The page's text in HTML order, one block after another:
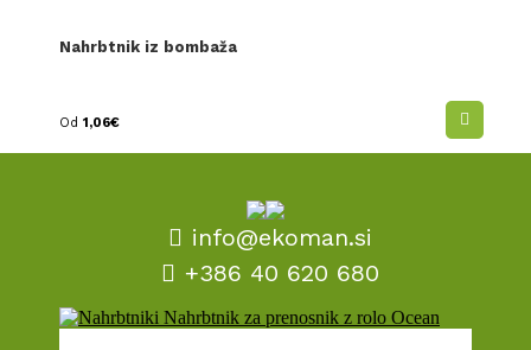
Nahrbtnik iz bombaža
Od 1,06€
info@ekoman.si
+386 40 620 680